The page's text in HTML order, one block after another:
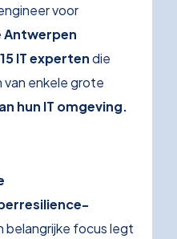
voor
Antwerpen
IT expertendie
enkele grote
hun IT omgeving.
belangrijke focus legt